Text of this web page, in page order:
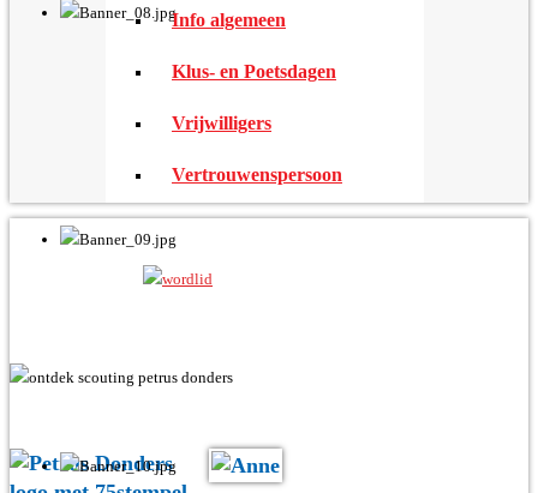
Info algemeen
Klus- en Poetsdagen
Vrijwilligers
Vertrouwenspersoon